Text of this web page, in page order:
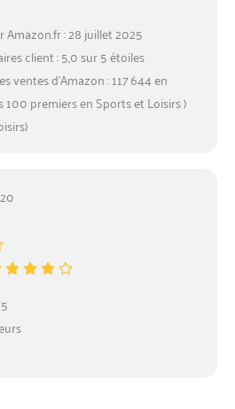
Amazon.fr : 28 juillet 2025
client : 5,0 sur 5 étoiles
ventes d’Amazon : 117 644 en
100 premiers en Sports et Loisirs )